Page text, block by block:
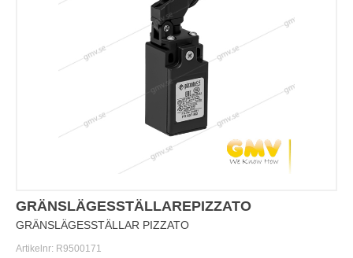
GRÄNSLÄGESSTÄLLAREPIZZATO
GRÄNSLÄGESSTÄLLAR PIZZATO
Artikelnr: R9500171